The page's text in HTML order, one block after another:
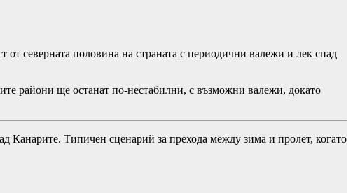
северната половина на страната с периодични валежи и лек спад
райони ще останат по-нестабилни, с възможни валежи, докато
Канарите. Типичен сценарий за прехода между зима и пролет, когато